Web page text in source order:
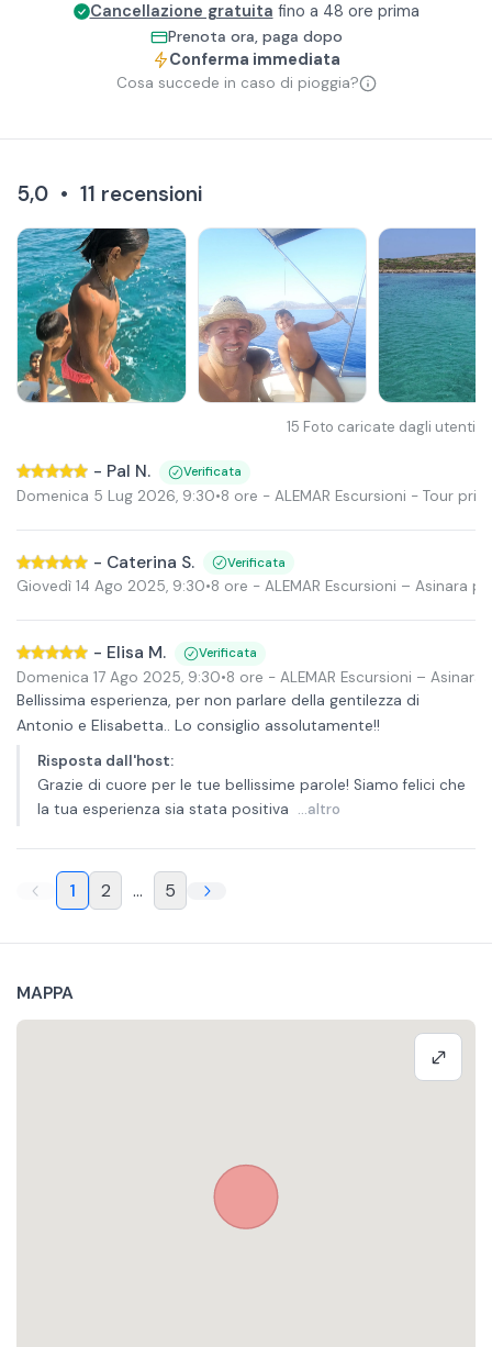
Cancellazione gratuita fino a 48 ore prima
Prenota ora, paga dopo
Conferma immediata
Cosa succede in caso di pioggia?
5,0 • 11 recensioni
15 Foto caricate dagli utenti
- Pal N. Verificata
Domenica 5 Lug 2026, 9:30•8 ore - ALEMAR Escursioni - Tour
- Caterina S. Verificata
Giovedì 14 Ago 2025, 9:30•8 ore - ALEMAR Escursioni – Asinara
- Elisa M. Verificata
Domenica 17 Ago 2025, 9:30•8 ore - ALEMAR Escursioni –
Bellissima esperienza, per non parlare della gentilezza di
Antonio e Elisabetta.. Lo consiglio assolutamente!!
Risposta dall'host:
Grazie di cuore per le tue bellissime parole! Siamo felici che
la tua esperienza sia stata positiva ...altro
1 2 ... 5
MAPPA